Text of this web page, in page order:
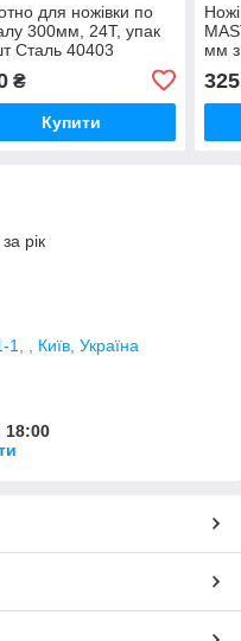
для ножівки по
300мм, 24Т, упак
Сталь 40403
₴
Купити
мм
flex
325
рік
, Київ, Україна
18:00